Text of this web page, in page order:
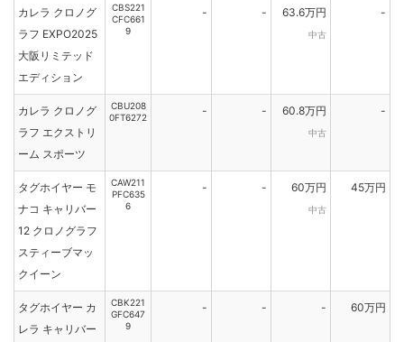
カレラ クロノグ
ラフ EXPO2025
大阪リミテッド
エディション
CBS221
CFC661
9
- - 63.6万円
中古
-
カレラ クロノグ
ラフ エクストリ
ーム スポーツ
CBU208
0FT6272
- - 60.8万円
中古
-
タグホイヤー モ
ナコ キャリバー
12 クロノグラフ
スティーブマッ
クイーン
CAW211
PFC635
6
- - 60万円
中古
45万円
タグホイヤー カ
レラ キャリバー
CBK221
GFC647
9
- - - 60万円